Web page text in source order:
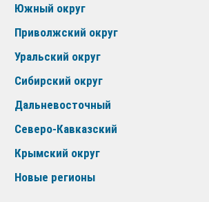
Южный округ
Приволжский округ
Уральский округ
Сибирский округ
Дальневосточный
Северо-Кавказский
Крымский округ
Новые регионы